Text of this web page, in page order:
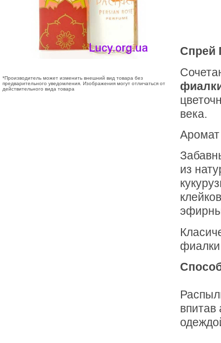
*Производитель может изменить внешний вид товара без
предварительного уведомления. Изображения могут отличаться от
действительного вида товара
Спрей
века.
Аромат
из
впитав